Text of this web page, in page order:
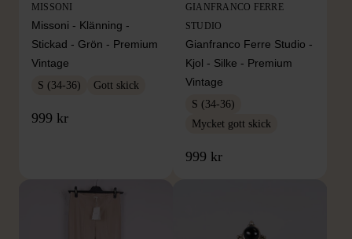
MISSONI
Missoni - Klänning -
Stickad - Grön - Premium
Vintage
S (34-36) Gott skick
999 kr
GIANFRANCO FERRE
STUDIO
Gianfranco Ferre Studio -
Kjol - Silke - Premium
Vintage
S (34-36)
Mycket gott skick
999 kr